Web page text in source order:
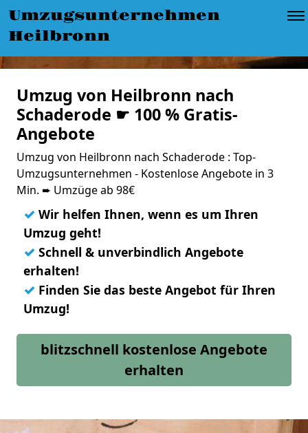
Umzugsunternehmen
Heilbronn
Umzug von Heilbronn nach
Schaderode ☛ 100 % Gratis-
Angebote
Umzug von Heilbronn nach Schaderode : Top-
Umzugsunternehmen - Kostenlose Angebote in 3
Min. ➨ Umzüge ab 98€
✓ Wir helfen Ihnen, wenn es um Ihren
Umzug geht!
✓ Schnell & unverbindlich Angebote
erhalten!
✓ Finden Sie das beste Angebot für Ihren
Umzug!
blitzschnell kostenlose Angebote
erhalten